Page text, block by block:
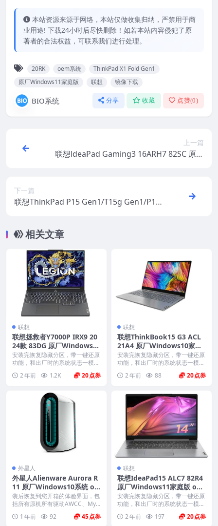
本站资源来源于网络，本站仅做收集归纳，严禁用于商
业用途! 下载24小时后尽快删除！如若本站内容侵犯了原
著者的合法权益，可联系我们进行处理。
20RK oem系统
ThinkPad X1 Fold Gen1
原厂Windows11家庭版
联想 镜像下载
BIO系统 分享 收藏 点赞(0)
上一篇
联想ldeaPad Gaming3 16ARH7 82SC 原厂
下一篇
联想ThinkPad P15 Gen1/T15g Gen1/P17
相关文章
联想
联想拯救者Y7000P IRX9 20
24款 83DG 原厂Windows11
家庭版 oem系统镜像下载
安装完恢复隐藏分区，带一键还原
功能，和出厂时的系统状态一模一
2 年前 1.2K 20
联想
联想ThinkBook15 G3 ACL
21A4 原厂Windows10家庭
版 oem系统镜像下载
安装完恢复隐藏分区，带一键还原
功能，和出厂时的系统状态一模一
2 年前 88 20
外星人
外星人Alienware Aurora R
11 原厂Windows10系统 oe
m系统 不带F12功能
装后恢复到您开箱的体验界面，包
括所有原机所有驱动AWCC、Myd
1 年前 92 45
联想
联想IdeaPad15 ALC7 82R4
原厂Windows11家庭版 oe
m系统镜像下载
安装完恢复隐藏分区，带一键还原
功能，和出厂时的系统状态一模一
2 年前 197 20